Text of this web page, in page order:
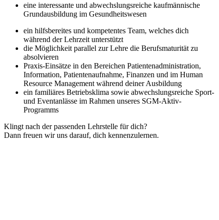
eine interessante und abwechslungsreiche kaufmännische
Grundausbildung im Gesundheitswesen
ein hilfsbereites und kompetentes Team, welches dich
während der Lehrzeit unterstützt
die Möglichkeit parallel zur Lehre die Berufsmaturität zu
absolvieren
Praxis-Einsätze in den Bereichen Patientenadministration,
Information, Patientenaufnahme, Finanzen und im Human
Resource Management während deiner Ausbildung
ein familiäres Betriebsklima sowie abwechslungsreiche Sport-
und Eventanlässe im Rahmen unseres SGM-Aktiv-
Programms
Klingt nach der passenden Lehrstelle für dich?
Dann freuen wir uns darauf, dich kennenzulernen.